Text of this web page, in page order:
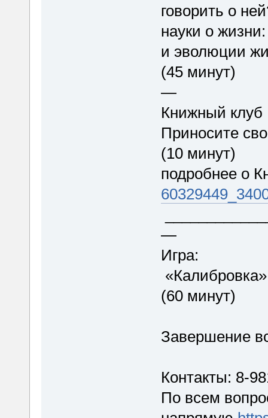
говорить о
науки о
и эволюции
(45 минут)
—
Книжный клуб
Приносите
(10 минут)
подробнее о
—
Игра:
(60 минут)
Завершение
Контакты: 8-
По всем